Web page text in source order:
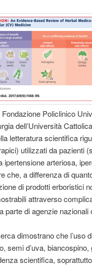
Policlinico
dell’Università
letteratura scientifica
utilizzati da pazienti
ipertensione arteriosa,
che, a differenza di
di prodotti erboristici
attraverso
parte di agenzie
dimostrano che l’uso
semi d’uva,
scientifica,